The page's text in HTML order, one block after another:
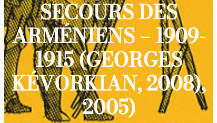
SECOURS DES
ARMÉNIENS – 1909-
1915 (GEORGES
KÉVORKIAN, 2008),
2005)